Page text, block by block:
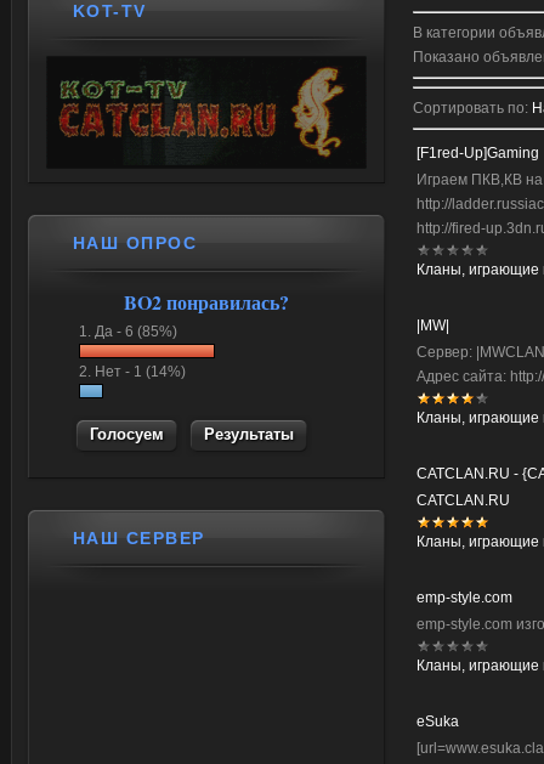
В категории
Показано
Сортировать по:
[F1red-Up]Gaming
Играем ПКВ,КВ
http://
http://fired-
Кланы,
|MW|
Сервер:
Адрес сайта:
Кланы,
CATCLAN.RU -
CATCLAN.RU
Кланы, играющие
emp-style.com
emp-style.com
Кланы, играющие
eSuka
KOT-TV
НАШ ОПРОС
BO2 понравилась?
1. Да - 6 (85%)
2. Нет - 1 (14%)
Результаты
НАШ СЕРВЕР